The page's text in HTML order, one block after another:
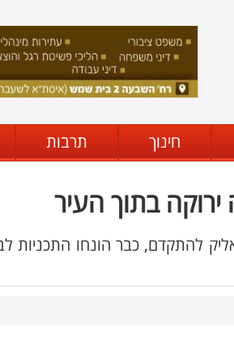
חינוך תרבות
ירוקה בתוך העיר